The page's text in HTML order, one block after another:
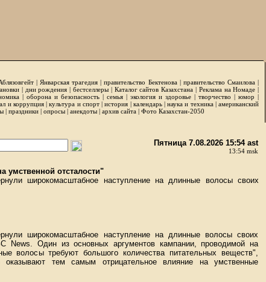
| Январская трагедия |правительство Бектенова| правительство Смаилова|
| дни рождения | бестселлеры| Каталог сайтов Казахстана | Реклама на Номаде |
| оборона и безопасность | семья | экология и здоровье | творчество | юмор |
и коррупция|культура и спорт|история | календарь|наука и техника|американский
| праздники | опросы | анекдоты | архив сайта | Фото Казахстан-2050
Пятница 7.08.2026 15:54 ast
13:54 msk
умственной отсталости"
широкомасштабное наступление на длинные волосы своих
широкомасштабное наступление на длинные волосы своих
News. Один из основных аргументов кампании, проводимой на
волосы требуют большого количества питательных веществ",
оказывают тем самым отрицательное влияние на умственные